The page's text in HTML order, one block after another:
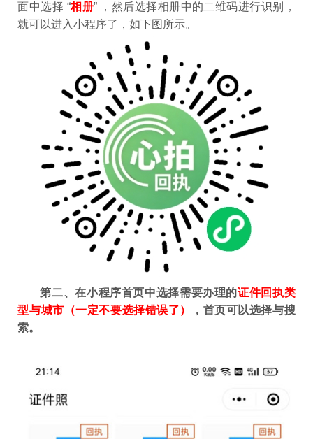
面中选择 “相册” ，然后选择相册中的二维码进行识别，
就可以进入小程序了，如下图所示。
第二、在小程序首页中选择需要办理的证件回执类
型与城市（一定不要选择错误了）
，首页可以选择与搜
索。